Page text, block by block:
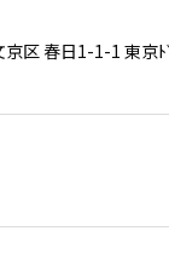
区 春日1-1-1 東京ﾄ